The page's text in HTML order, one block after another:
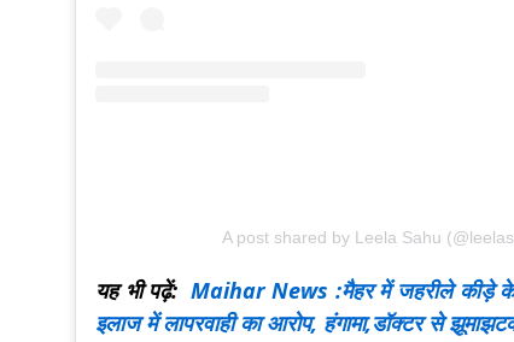
A post shared by Leela Sahu
यह भी पढ़ें: Maihar News :मैहर में जहरीले कीड़े के
इलाज में लापरवाही का आरोप, हंगामा,डॉक्टर से